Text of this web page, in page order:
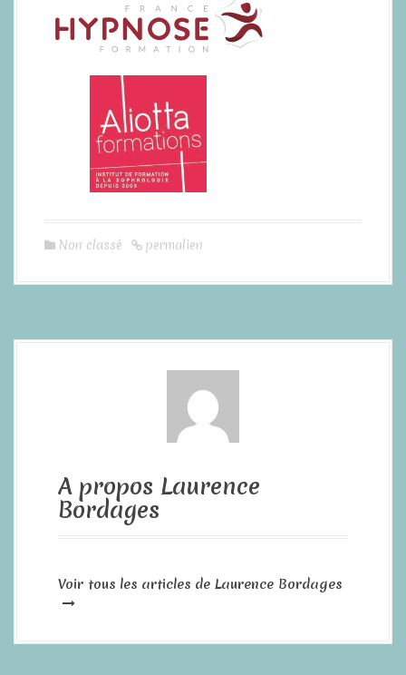
Non classé permalien
A propos Laurence
Bordages
Voir tous les articles de Laurence Bordages